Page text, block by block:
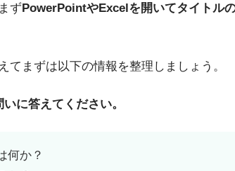
ずPowerPointやExcelを開いてタイトル
てまずは以下の情報を整理しましょう。
に答えてください。
何か？